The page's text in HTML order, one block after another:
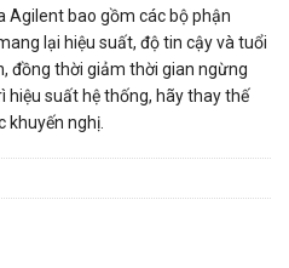
Agilent bao gồm các bộ phận
lại hiệu suất, độ tin cậy và tuổi
đồng thời giảm thời gian ngừng
hiệu suất hệ thống, hãy thay thế
khuyến nghị.